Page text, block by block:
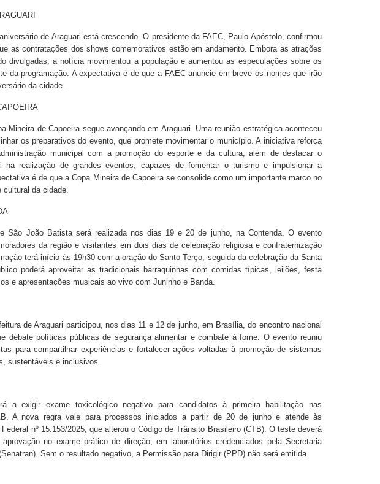
de Araguari está crescendo. O presidente da FAEC, Paulo Apóstolo, confirmou
as contratações dos shows comemorativos estão em andamento. Embora as atrações
divulgadas, a notícia movimentou a população e aumentou as especulações sobre os
da programação. A expectativa é de que a FAEC anuncie em breve os nomes que irão
da cidade.
Mineira de Capoeira segue avançando em Araguari. Uma reunião estratégica aconteceu
os preparativos do evento, que promete movimentar o município. A iniciativa reforça
municipal com a promoção do esporte e da cultura, além de destacar o
na realização de grandes eventos, capazes de fomentar o turismo e impulsionar a
é de que a Copa Mineira de Capoeira se consolide como um importante marco no
cultural da cidade.
São João Batista será realizada nos dias 19 e 20 de junho, na Contenda. O evento
da região e visitantes em dois dias de celebração religiosa e confraternização
terá início às 19h30 com a oração do Santo Terço, seguida da celebração da Santa
poderá aproveitar as tradicionais barraquinhas com comidas típicas, leilões, festa
e apresentações musicais ao vivo com Juninho e Banda.
de Araguari participou, nos dias 11 e 12 de junho, em Brasília, do encontro nacional
debate políticas públicas de segurança alimentar e combate à fome. O evento reuniu
para compartilhar experiências e fortalecer ações voltadas à promoção de sistemas
sustentáveis e inclusivos.
a exigir exame toxicológico negativo para candidatos à primeira habilitação nas
A nova regra vale para processos iniciados a partir de 20 de junho e atende às
nº 15.153/2025, que alterou o Código de Trânsito Brasileiro (CTB). O teste deverá
no exame prático de direção, em laboratórios credenciados pela Secretaria
Sem o resultado negativo, a Permissão para Dirigir (PPD) não será emitida.